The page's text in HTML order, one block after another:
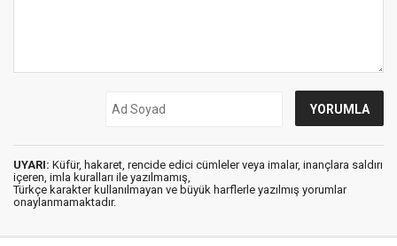
UYARI: Küfür, hakaret, rencide edici cümleler veya imalar, inançlara saldırı
içeren, imla kuralları ile yazılmamış,
Türkçe karakter kullanılmayan ve büyük harflerle yazılmış yorumlar
onaylanmamaktadır.